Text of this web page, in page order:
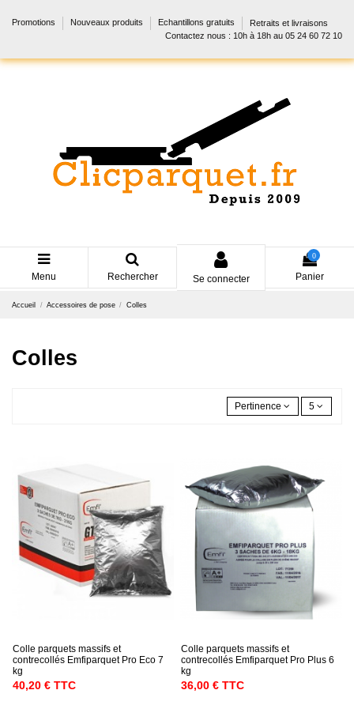
Promotions Nouveaux produits Echantillons gratuits
Retraits et livraisons
Contactez nous : 10h à 18h au 05 24 60 72 10
Menu Rechercher Se connecter
0
Panier
Accueil Accessoires de pose Colles
Colles
Pertinence 5
Colle parquets massifs et
contrecollés Emfiparquet Pro Eco 7
kg
40,20 € TTC
Colle parquets massifs et
contrecollés Emfiparquet Pro Plus 6
kg
36,00 € TTC